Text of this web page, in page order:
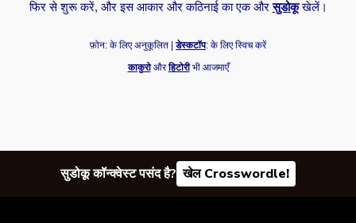
फिर से शुरू करें, और इस आकार और कठिनाई का एक औरसुडोकूखेलें।
फ़ोन: के लिए अनुकूलित |डेस्कटॉप: के लिए स्विच करें
काकुरोऔरहिटोरीभी आजमाएँ
सुडोकू कॉन्क्वेस्ट पसंद है? खेल Crosswordle!